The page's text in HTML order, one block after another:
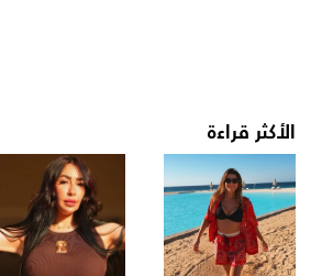
الأكثر قراءة